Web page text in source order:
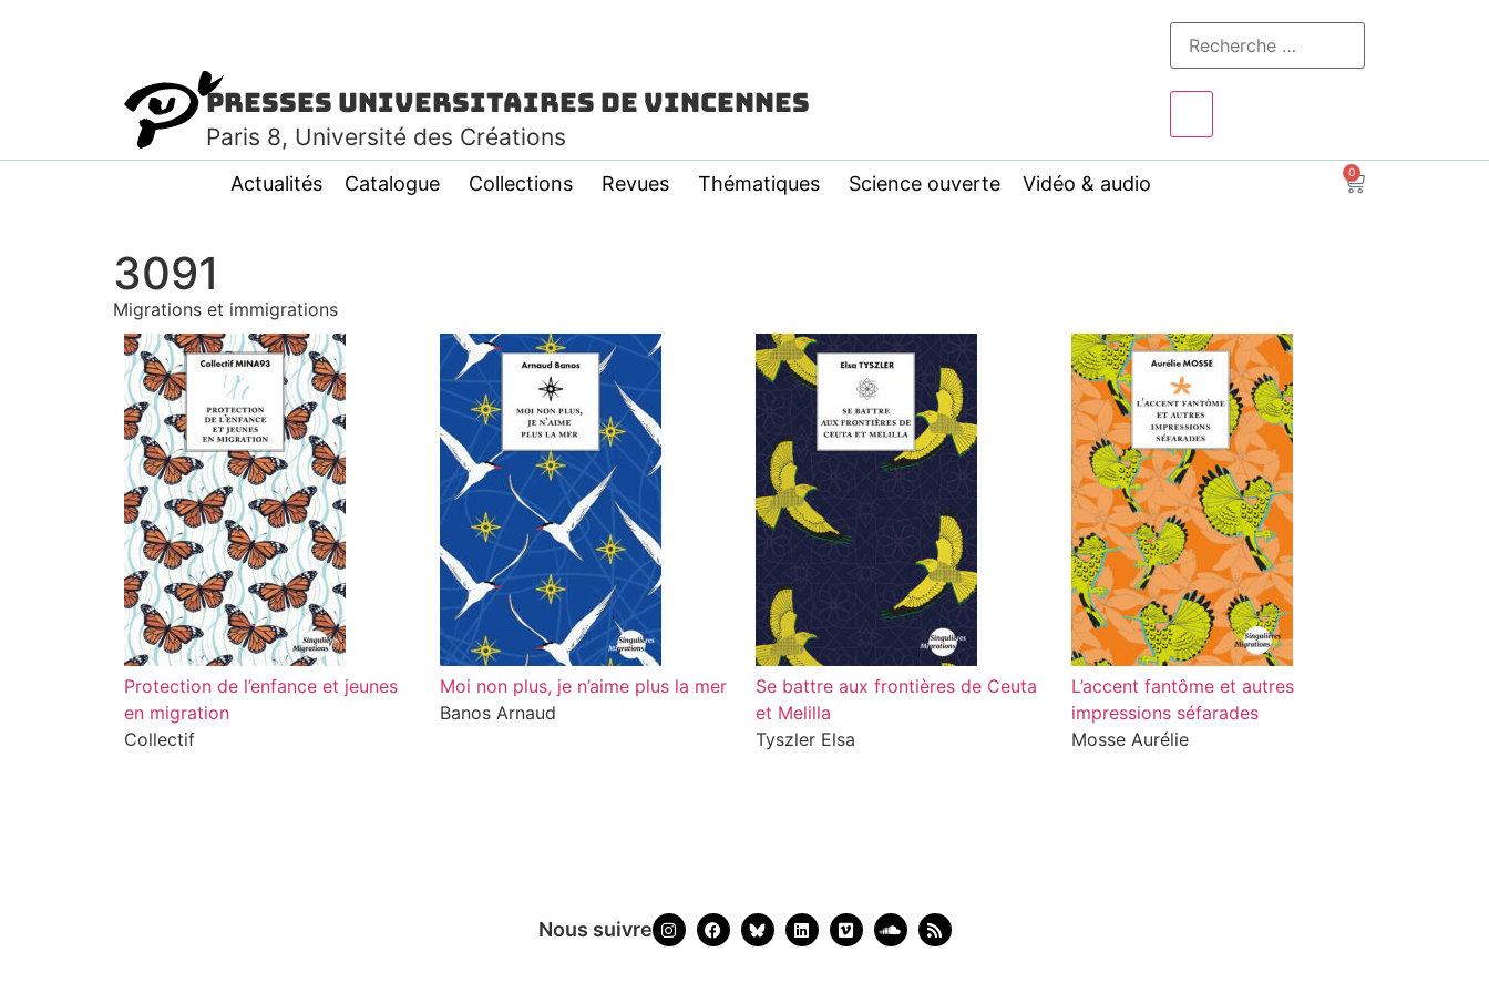
Presses Universitaires de Vincennes
Paris 8, Université des Créations
Actualités Catalogue Collections Revues Thématiques Science ouverte Vidéo & audio 0
3091
Migrations et immigrations
Protection de l’enfance et jeunes
en migration
Collectif
Moi non plus, je n’aime plus la mer
Banos Arnaud
Se battre aux frontières de Ceuta
et Melilla
Tyszler Elsa
L’accent fantôme et autres
impressions séfarades
Mosse Aurélie
Nous suivre